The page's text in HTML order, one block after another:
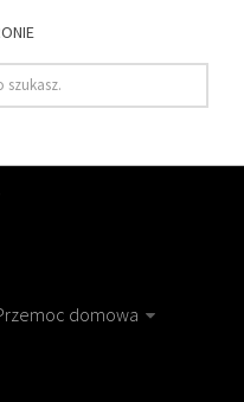
domowa